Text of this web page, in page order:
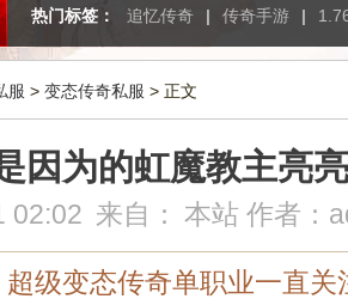
热门标签： 追忆传奇 | 传奇手游 |
服 > 变态传奇私服 > 正文
因为的虹魔教主亮
02:02 来自： 本站 作者：
超级变态传奇单职业一直关